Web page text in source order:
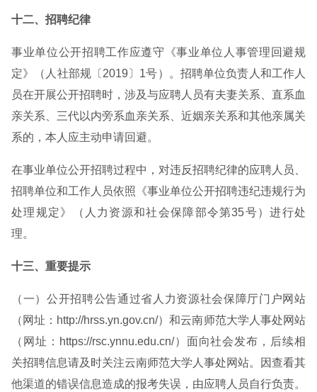
十二、招聘纪律
事业单位公开招聘工作应遵守《事业单位人事管理回避规
定》（人社部规〔2019〕1号）。招聘单位负责人和工作人
员在开展公开招聘时，涉及与应聘人员有夫妻关系、直系血
亲关系、三代以内旁系血亲关系、近姻亲关系和其他亲属关
系的，本人应主动申请回避。
在事业单位公开招聘过程中，对违反招聘纪律的应聘人员、
招聘单位和工作人员依照《事业单位公开招聘违纪违规行为
处理规定》（人力资源和社会保障部令第35号）进行处
理。
十三、重要提示
（一）公开招聘公告通过省人力资源社会保障厅门户网站
（网址：http://hrss.yn.gov.cn/）和云南师范大学人事处网站
（网址：https://rsc.ynnu.edu.cn/）面向社会发布，后续相
关招聘信息请及时关注云南师范大学人事处网站。因查看其
他渠道的错误信息造成的报考失误，由应聘人员自行负责。